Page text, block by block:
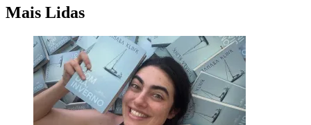
Mais Lidas